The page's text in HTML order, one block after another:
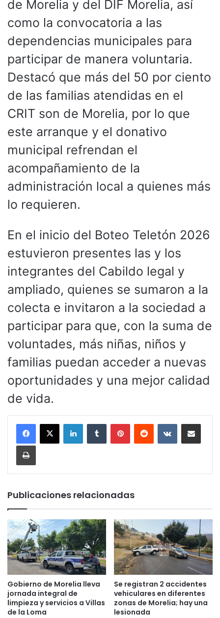
de Morelia y del DIF Morelia, así
como la convocatoria a las
dependencias municipales para
participar de manera voluntaria.
Destacó que más del 50 por ciento
de las familias atendidas en el
CRIT son de Morelia, por lo que
este arranque y el donativo
municipal refrendan el
acompañamiento de la
administración local a quienes más
lo requieren.
En el inicio del Boteo Teletón 2026
estuvieron presentes las y los
integrantes del Cabildo legal y
ampliado, quienes se sumaron a la
colecta e invitaron a la sociedad a
participar para que, con la suma de
voluntades, más niñas, niños y
familias puedan acceder a nuevas
oportunidades y una mejor calidad
de vida.
LinkedInTumblr PinterestReddit VKontakteCompartir por
Imprimir
Publicaciones relacionadas
Gobierno de Morelia lleva
jornada integral de
limpieza y servicios a Villas
de la Loma
Se registran 2 accidentes
vehiculares en diferentes
zonas de Morelia; hay una
lesionada